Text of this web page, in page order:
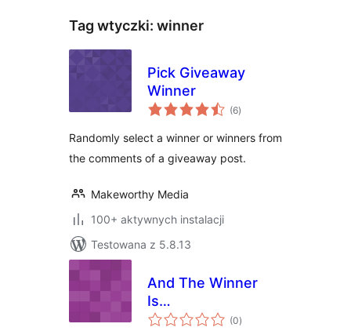
Tag wtyczki: winner
Pick Giveaway
Winner
(6wszystkich
ocen
)
Randomly select a winner or winners from
the comments of a giveaway post.
Makeworthy Media
100+ aktywnych instalacji
Testowana z 5.8.13
And The Winner
Is…
(0wszystkich
ocen
)